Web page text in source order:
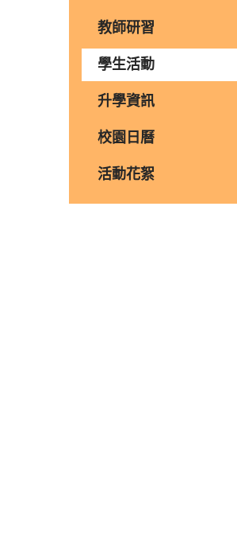
教師研習
學生活動
升學資訊
校園日曆
活動花絮